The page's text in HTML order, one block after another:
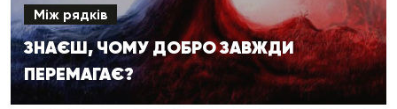
Між рядків
ЗНАЄШ, ЧОМУ ДОБРО ЗАВЖДИ
ПЕРЕМАГАЄ?